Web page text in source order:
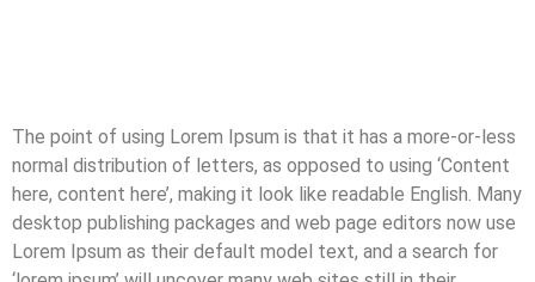
The point of using Lorem Ipsum is that it has a more-or-less
normal distribution of letters, as opposed to using ‘Content
here, content here’, making it look like readable English. Many
desktop publishing packages and web page editors now use
Lorem Ipsum as their default model text, and a search for